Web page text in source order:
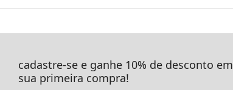
cadastre-se e ganhe 10% de desconto em
sua primeira compra!